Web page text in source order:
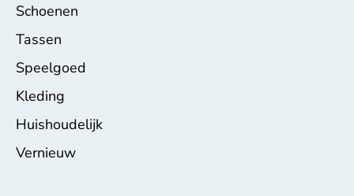
Schoenen
Tassen
Speelgoed
Kleding
Huishoudelijk
Vernieuw